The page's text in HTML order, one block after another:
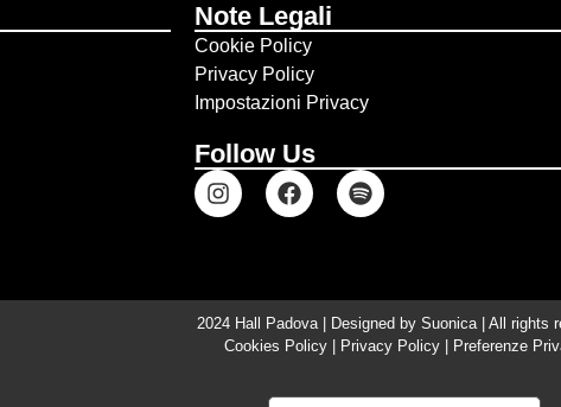
Note Legali
Cookie Policy
Privacy Policy
Impostazioni Privacy
Follow Us
2024 Hall Padova | Designed by Suonica| All rights
Cookies Policy
Privacy Policy Preferenze